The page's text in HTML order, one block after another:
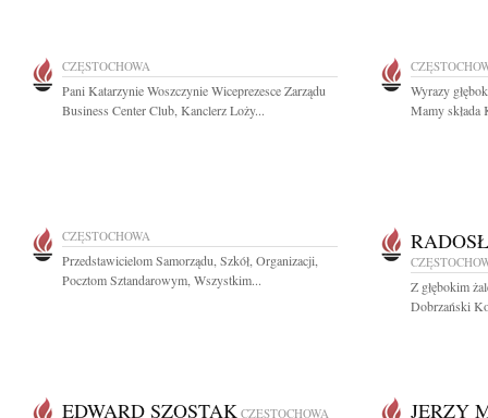
CZĘSTOCHOWA
Pani Katarzynie Woszczynie Wiceprezesce Zarządu
Business Center Club, Kanclerz Loży...
Wyrazy
Mamy składa
CZĘSTOCHOWA
Przedstawicielom Samorządu, Szkół, Organizacji,
Pocztom Sztandarowym, Wszystkim...
Z głębokim
Dobrzański
EDWARD SZOSTAK CZĘSTOCHOWA JERZY